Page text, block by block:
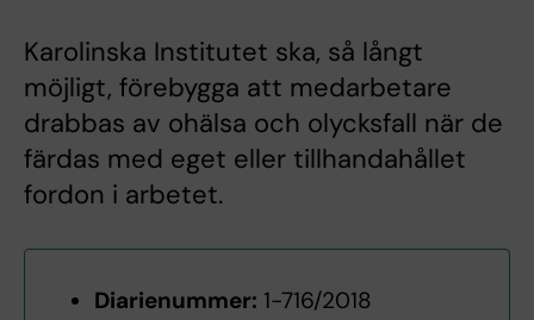
Karolinska Institutet ska, så långt
möjligt, förebygga att medarbetare
drabbas av ohälsa och olycksfall när de
färdas med eget eller tillhandahållet
fordon i arbetet.
Diarienummer: 1-716/2018